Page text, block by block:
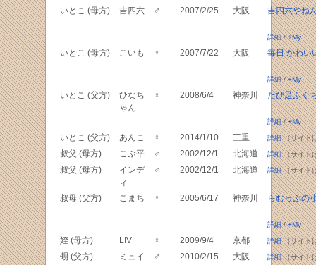
いとこ (母方) 吉四六 ♂ 2007/2/25 大阪 吉四六やね
詳細/+My
いとこ (母方) こいも ♀ 2007/7/22 大阪 毎日 かわい
詳細/+My
いとこ (父方)
ひなち
ゃん
♀ 2008/6/4 神奈川 たび足ふく
詳細/+My
いとこ (父方) あんこ ♀ 2014/1/10 三重 詳細（サイト
叔父 (母方) こぶ平 ♂ 2002/12/1 北海道 詳細（サイト
叔父 (母方)
インデ
ィ
♂ 2002/12/1 北海道 詳細（サイト
叔母 (父方) こまち ♀ 2005/6/17 神奈川 らむっぷの
詳細/+My
姪 (母方) LIV ♀ 2009/9/4 京都 詳細（サイト
甥 (父方) ミュイ ♂ 2010/2/15 大阪 詳細（サイト